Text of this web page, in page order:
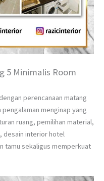
5 Minimalis Room
perencanaan matang
menginap yang
ruang, pemilihan material,
desain interior hotel
tamu sekaligus memperkuat